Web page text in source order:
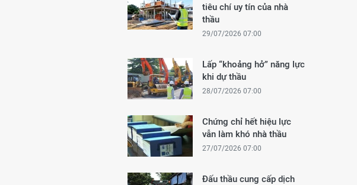
tiêu chí uy tín của nhà
thầu
29/07/2026 07:00
Lấp “khoảng hở” năng lực
khi dự thầu
28/07/2026 07:00
Chứng chỉ hết hiệu lực
vẫn làm khó nhà thầu
27/07/2026 07:00
Đấu thầu cung cấp dịch